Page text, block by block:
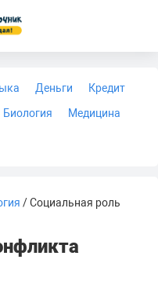
Деньги
Кредит
Биология
Медицина
/ Социальная роль